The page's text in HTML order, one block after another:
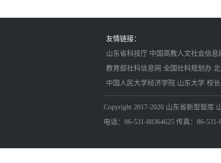
友情链接：
山东省科技厅 中国高教人文社会信息
教育部社科信息网 全国社科规划办
中国人民大学经济学院 山东大学 校
Copyright 2017-2020 山东省新型智库
电话：86-531-88364625 传真：86-